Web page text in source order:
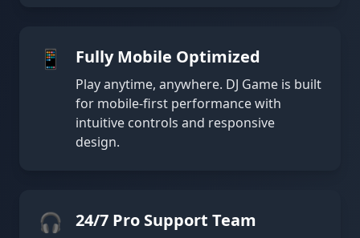
📱 Fully Mobile Optimized
Play anytime, anywhere. DJ Game is built
for mobile-first performance with
intuitive controls and responsive
design.
🎧 24/7 Pro Support Team